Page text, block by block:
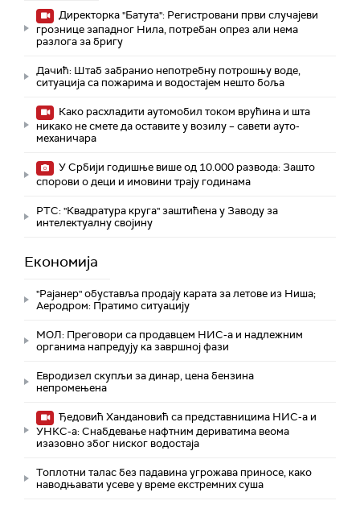
Директорка "Батута": Регистровани први случајеви
грознице западног Нила, потребан опрез али нема
разлога за бригу
Дачић: Штаб забранио непотребну потрошњу воде,
ситуација са пожарима и водостајем нешто боља
Како расхладити аутомобил током врућина и шта
никако не смете да оставите у возилу – савети ауто-
механичара
У Србији годишње више од 10.000 развода: Зашто
спорови о деци и имовини трају годинама
РТС: "Квадратура круга" заштићена у Заводу за
интелектуалну својину
Економија
"Рајанер" обуставља продају карата за летове из Ниша;
Аеродром: Пратимо ситуацију
МОЛ: Преговори са продавцем НИС-а и надлежним
органима напредују ка завршној фази
Евродизел скупљи за динар, цена бензина
непромењена
Ђедовић Хандановић са представницима НИС-а и
УНКС-а: Снабдевање нафтним дериватима веома
изазовно због ниског водостаја
Топлотни талас без падавина угрожава приносе, како
наводњавати усеве у време екстремних суша